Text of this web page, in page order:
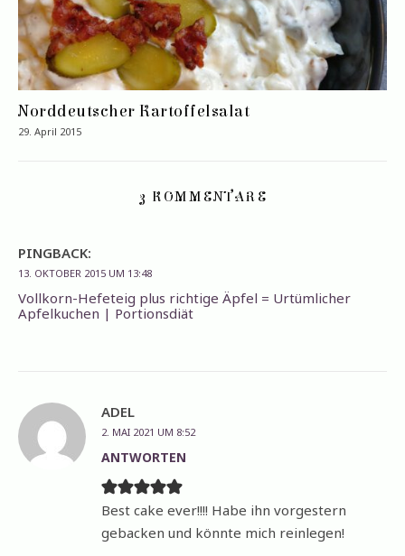
Norddeutscher Kartoffelsalat
29. April 2015
3 KOMMENTARE
PINGBACK:
13. OKTOBER 2015 UM 13:48
Vollkorn-Hefeteig plus richtige Äpfel = Urtümlicher
Apfelkuchen | Portionsdiät
ADEL
2. MAI 2021 UM 8:52
ANTWORTEN
Best cake ever!!!! Habe ihn vorgestern
gebacken und könnte mich reinlegen!